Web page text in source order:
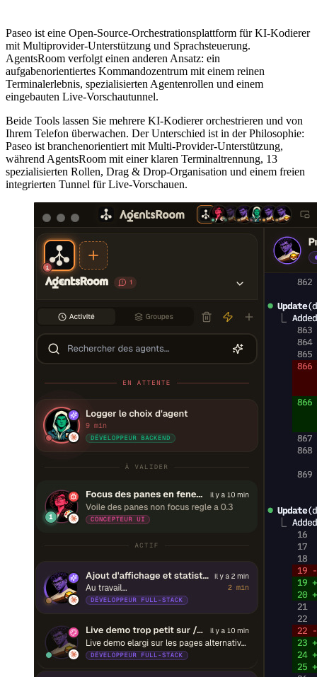
Paseo ist eine Open-Source-Orchestrationsplattform für KI-Kodierer
mit Multiprovider-Unterstützung und Sprachsteuerung.
AgentsRoom verfolgt einen anderen Ansatz: ein
aufgabenorientiertes Kommandozentrum mit einem reinen
Terminalerlebnis, spezialisierten Agentenrollen und einem
eingebauten Live-Vorschautunnel.
Beide Tools lassen Sie mehrere KI-Kodierer orchestrieren und von
Ihrem Telefon überwachen. Der Unterschied ist in der Philosophie:
Paseo ist branchenorientiert mit Multi-Provider-Unterstützung,
während AgentsRoom mit einer klaren Terminaltrennung, 13
spezialisierten Rollen, Drag & Drop-Organisation und einem freien
integrierten Tunnel für Live-Vorschauen.